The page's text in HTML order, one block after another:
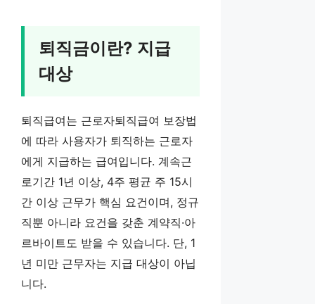
퇴직금이란? 지급
대상
퇴직급여는 근로자퇴직급여 보장법
에 따라 사용자가 퇴직하는 근로자
에게 지급하는 급여입니다. 계속근
로기간 1년 이상, 4주 평균 주 15시
간 이상 근무가 핵심 요건이며, 정규
직뿐 아니라 요건을 갖춘 계약직·아
르바이트도 받을 수 있습니다. 단, 1
년 미만 근무자는 지급 대상이 아닙
니다.